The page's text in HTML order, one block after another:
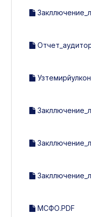
МСФО.PDF